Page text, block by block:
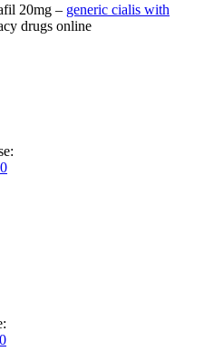
20mg – generic cialis with
drugs online